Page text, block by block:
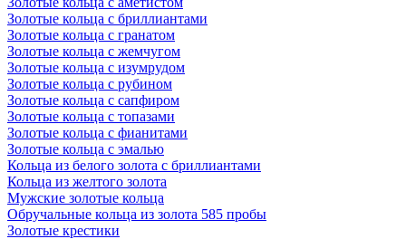
Золотые кольца с бриллиантами
Золотые кольца с гранатом
Золотые кольца с жемчугом
Золотые кольца с изумрудом
Золотые кольца с рубином
Золотые кольца с сапфиром
Золотые кольца с топазами
Золотые кольца с фианитами
Золотые кольца с эмалью
Кольца из белого золота с бриллиантами
Кольца из желтого золота
Мужские золотые кольца
Обручальные кольца из золота 585 пробы
Золотые крестики